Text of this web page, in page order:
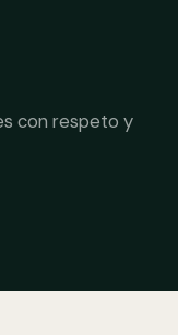
con respeto y